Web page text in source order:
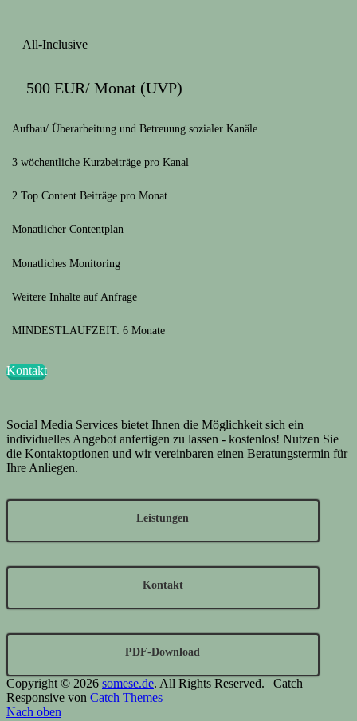
All-Inclusive
500 EUR/ Monat (UVP)
Aufbau/ Überarbeitung und Betreuung sozialer Kanäle
3 wöchentliche Kurzbeiträge pro Kanal
2 Top Content Beiträge pro Monat
Monatlicher Contentplan
Monatliches Monitoring
Weitere Inhalte auf Anfrage
MINDESTLAUFZEIT: 6 Monate
Kontakt
Social Media Services bietet Ihnen die Möglichkeit sich ein
individuelles Angebot anfertigen zu lassen - kostenlos! Nutzen Sie
die Kontaktoptionen und wir vereinbaren einen Beratungstermin für
Ihre Anliegen.
Leistungen
Kontakt
PDF-Download
Copyright © 2026 somese.de. All Rights Reserved. | Catch
Responsive von Catch Themes
Nach oben